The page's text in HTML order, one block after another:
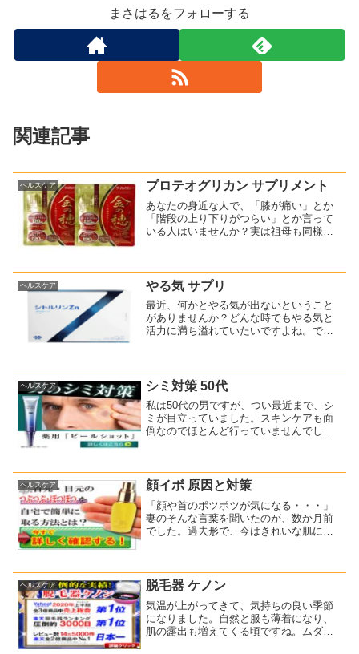
まさはるをフォローする
関連記事
ヘルスケア プロテオグリカン サプリメント
あなたの身近な人で、「膝が痛い」とか
「階段の上り下りがつらい」とか言って
いる人はいませんか？実は祖母も同様に
たらしいです。骨折などし...
ヘルスケア やる気 サプリ
最近、何かとやる気が出ないということ
がありませんか？どんな時でもやる気と
活力に満ち溢れていたいですよね。でも
無くヘトヘトになる...
ヘルスケア シミ対策 50代
私は50代の男ですが、つい最近まで、シ
ミが目立っていました。スキンケアも面
倒なのでほとんど行っていませんでし
えるんですよね～年齢的にも仕方がない
のかと諦めかけていました...
ヘルスケア 顔イボ 原因と対策
「顔や首のポツポツが気になる・・・」
妻のそんな言葉を聞いたのが、数か月前
でした。過去形で、今はきれいな肌にな
首イボの原因と対...
ヘルスケア 脱毛器 ケノン
気温が上がってきて、気持ちの良い季節
になりました。自然と服も薄着になり、
肌の露出も増えてくる頃ですね。ムダ毛